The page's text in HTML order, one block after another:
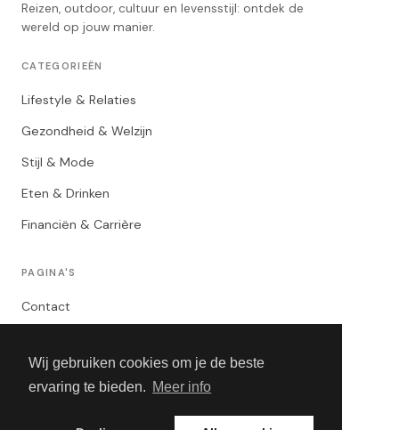
Wij gebruiken cookies om je de beste
ervaring te bieden. Meer info
Reizen, outdoor, cultuur en levensstijl: ontdek de
wereld op jouw manier.
CATEGORIEËN
Lifestyle & Relaties
Gezondheid & Welzijn
Stijl & Mode
Eten & Drinken
Financiën & Carrière
PAGINA'S
Contact
Algemene Voorwaarden
Adverteren